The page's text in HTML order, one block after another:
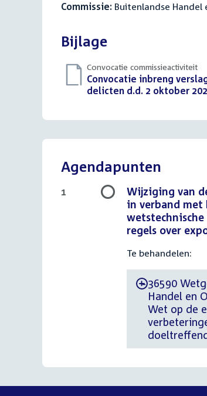
Commissie: Buitenlandse
Bijlage
Convocatie commissieactiviteit
Download
bestand:
Convocatie inbreng
delicten d.d. 2 oktober
Agendapunten
Wijziging van
in verband met
regels over
Te behandelen:
-36590
Handel en
Wet op de
1